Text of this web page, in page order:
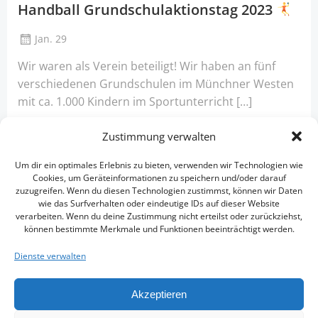
Zustimmung verwalten
Um dir ein optimales Erlebnis zu bieten, verwenden wir Technologien wie
Cookies, um Geräteinformationen zu speichern und/oder darauf
zuzugreifen. Wenn du diesen Technologien zustimmst, können wir Daten
wie das Surfverhalten oder eindeutige IDs auf dieser Website
verarbeiten. Wenn du deine Zustimmung nicht erteilst oder zurückziehst,
können bestimmte Merkmale und Funktionen beeinträchtigt werden.
Dienste verwalten
Akzeptieren
Handball Grundschulaktionstag 2023
Jan. 29
Wir waren als Verein beteiligt! Wir haben an fünf
verschiedenen Grundschulen im Münchner Westen
mit ca. 1.000 Kindern im Sportunterricht […]
Weiter lesen
© 2026 HSG München West.